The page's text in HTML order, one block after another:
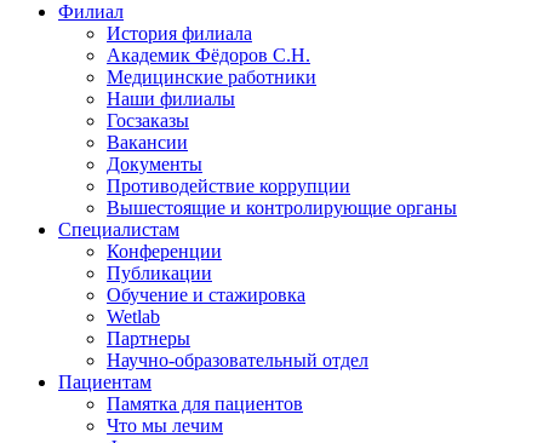
Филиал
История филиала
Академик Фёдоров С.Н.
Медицинские работники
Наши филиалы
Госзаказы
Вакансии
Документы
Противодействие коррупции
Вышестоящие и контролирующие органы
Специалистам
Конференции
Публикации
Обучение и стажировка
Wetlab
Партнеры
Научно-образовательный отдел
Пациентам
Памятка для пациентов
Что мы лечим